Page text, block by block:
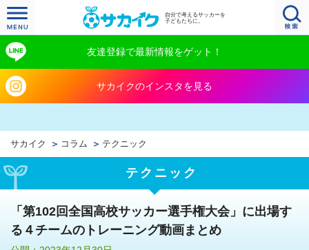
自分で考えるサッカーを
子どもたちに。
友達登録で最新情報をゲット！
サカイクのインスタを見る
サカイク コラム テクニック
テクニック
「第102回全国高校サッカー選手権大会」に出場す
る４チームのトレーニング動画まとめ